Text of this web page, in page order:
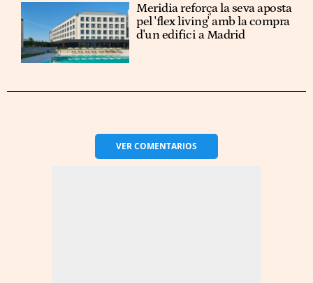
Meridia reforça la seva aposta
pel 'flex living' amb la compra
d'un edifici a Madrid
VERCOMENTARIOS